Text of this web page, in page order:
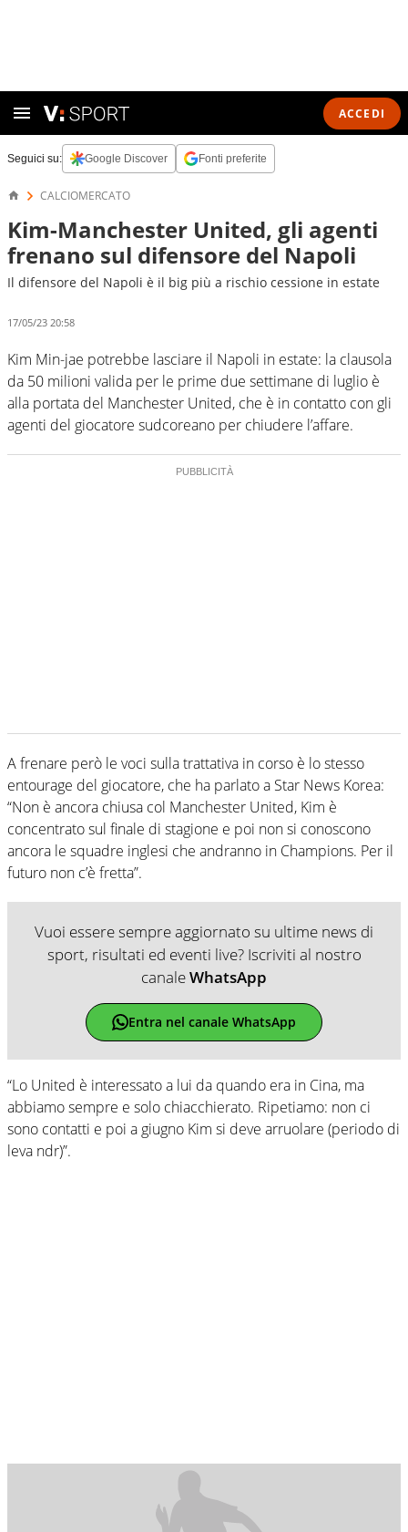
ACCEDI
Seguici su: Google Discover Fonti preferite
CALCIOMERCATO
Kim-Manchester United, gli agenti
frenano sul difensore del Napoli
Il difensore del Napoli è il big più a rischio cessione in estate
17/05/23 20:58
Kim Min-jae potrebbe lasciare il Napoli in estate: la clausola
da 50 milioni valida per le prime due settimane di luglio è
alla portata del Manchester United, che è in contatto con gli
agenti del giocatore sudcoreano per chiudere l’affare.
A frenare però le voci sulla trattativa in corso è lo stesso
entourage del giocatore, che ha parlato a Star News Korea:
“Non è ancora chiusa col Manchester United, Kim è
concentrato sul finale di stagione e poi non si conoscono
ancora le squadre inglesi che andranno in Champions. Per il
futuro non c’è fretta”.
Vuoi essere sempre aggiornato su ultime news di
sport, risultati ed eventi live? Iscriviti al nostro
canaleWhatsApp
Entra nel canale WhatsApp
“Lo United è interessato a lui da quando era in Cina, ma
abbiamo sempre e solo chiacchierato. Ripetiamo: non ci
sono contatti e poi a giugno Kim si deve arruolare (periodo di
leva ndr)”.